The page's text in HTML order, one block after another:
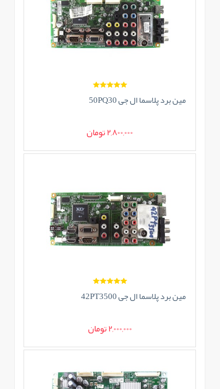
مین برد پلاسما ال جی 50PQ30
2,800,000 تومان
مین برد پلاسما ال جی 42PT3500
2,000,000 تومان